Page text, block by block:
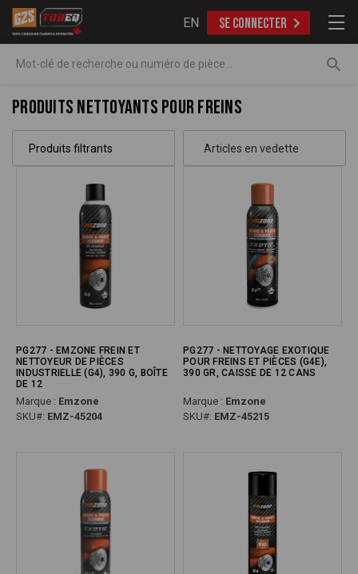
EN SE CONNECTER
Produits nettoyants pour freins
Produits filtrants
PG277 - EMZONE FREIN ET
NETTOYEUR DE PIÈCES
INDUSTRIELLE (G4), 390 G, BOÎTE
DE 12
Marque : Emzone
SKU#: EMZ-45204
PG277 - NETTOYAGE EXOTIQUE
POUR FREINS ET PIÈCES (G4E),
390 GR, CAISSE DE 12 CANS
Marque : Emzone
SKU#: EMZ-45215